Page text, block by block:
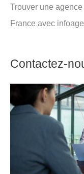
Trouver une
France avec
Contactez-